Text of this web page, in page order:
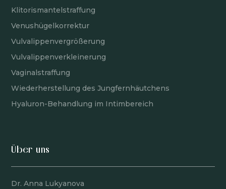
Klitorismantelstraffung
Venushügelkorrektur
Vulvalippenvergrößerung
Vulvalippenverkleinerung
Vaginalstraffung
Wiederherstellung des Jungfernhäutchens
Hyaluron-Behandlung im Intimbereich
Über uns
Dr. Anna Lukyanova